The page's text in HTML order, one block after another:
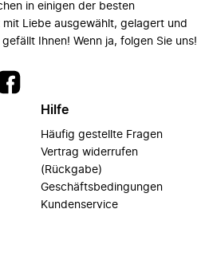
in einigen der besten
Liebe ausgewählt, gelagert und
Ihnen! Wenn ja, folgen Sie uns!
Hilfe
Häufig gestellte Fragen
Vertrag widerrufen
(Rückgabe)
Geschäftsbedingungen
Kundenservice